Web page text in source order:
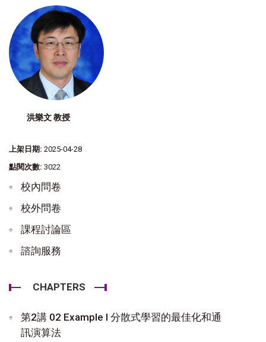
洪樂文 教授
上架日期: 2025-04-28
點閱次數: 3022
校內問卷
校外問卷
課程討論區
諮詢服務
CHAPTERS
第2講 02 Example I 分散式學習的最佳化和通
訊演算法